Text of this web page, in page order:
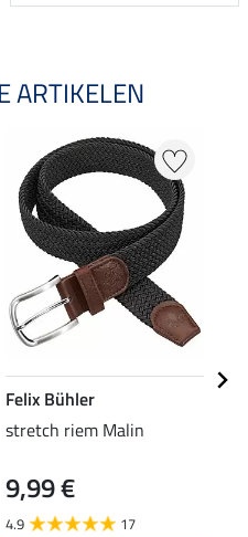
ARTIKELEN
Felix Bühler
stretch riem Malin
9,99 €
4.9 17